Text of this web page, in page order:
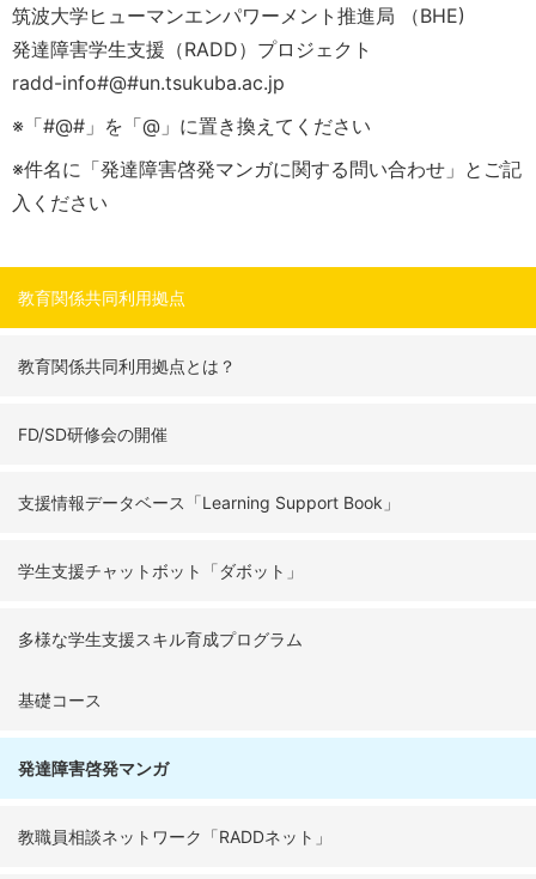
筑波大学ヒューマンエンパワーメント推進局 （BHE)
発達障害学生支援（RADD）プロジェクト
radd-info#@#un.tsukuba.ac.jp
※「#@#」を「@」に置き換えてください
※件名に「発達障害啓発マンガに関する問い合わせ」とご記
入ください
教育関係共同利用拠点
教育関係共同利用拠点とは？
FD/SD研修会の開催
支援情報データベース「Learning Support Book」
学生支援チャットボット「ダボット」
多様な学生支援スキル育成プログラム
基礎コース
発達障害啓発マンガ
教職員相談ネットワーク「RADDネット」